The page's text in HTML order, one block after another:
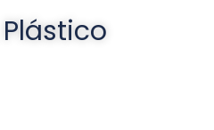
Plástico